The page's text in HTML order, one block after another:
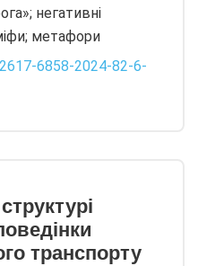
негативні
метафори
6858-2024-82-6-
транспорту